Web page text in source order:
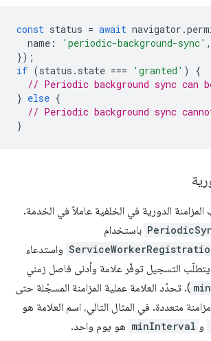
const status = await navigator .
name : 'periodic-background-sync' ,
});
if (status . state === 'granted' )
{
// Periodic background sync can
} else {
// Periodic background sync
}
المزامنة الدورية في الخلفية عاملاً في الخدمة.
باستخدام
واستدعاء
التسجيل توفّر علامة وأدنى فاصل زمني
). تحدّد العلامة عملية المزامنة المسجّلة حتى
متعددة. في المثال التالي، اسم العلامة هو
و minInterval هو يوم واحد.